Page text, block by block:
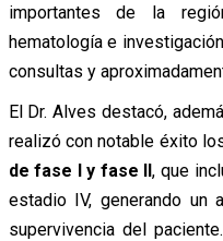
importantes de la
hematología e
consultas y
El Dr. Alves destacó,
realizó con notable éxito
de fase I y fase II, que
estadio IV, generando
supervivencia del